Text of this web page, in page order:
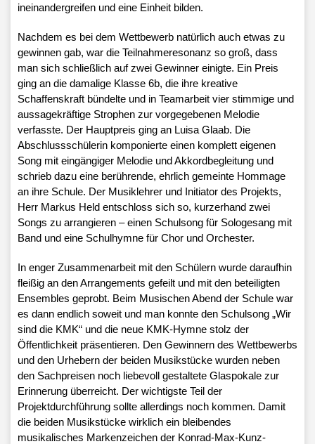
ineinandergreifen und eine Einheit bilden.
Nachdem es bei dem Wettbewerb natürlich auch etwas zu
gewinnen gab, war die Teilnahmeresonanz so groß, dass
man sich schließlich auf zwei Gewinner einigte. Ein Preis
ging an die damalige Klasse 6b, die ihre kreative
Schaffenskraft bündelte und in Teamarbeit vier stimmige und
aussagekräftige Strophen zur vorgegebenen Melodie
verfasste. Der Hauptpreis ging an Luisa Glaab. Die
Abschlussschülerin komponierte einen komplett eigenen
Song mit eingängiger Melodie und Akkordbegleitung und
schrieb dazu eine berührende, ehrlich gemeinte Hommage
an ihre Schule. Der Musiklehrer und Initiator des Projekts,
Herr Markus Held entschloss sich so, kurzerhand zwei
Songs zu arrangieren – einen Schulsong für Sologesang mit
Band und eine Schulhymne für Chor und Orchester.
In enger Zusammenarbeit mit den Schülern wurde daraufhin
fleißig an den Arrangements gefeilt und mit den beteiligten
Ensembles geprobt. Beim Musischen Abend der Schule war
es dann endlich soweit und man konnte den Schulsong „Wir
sind die KMK“ und die neue KMK-Hymne stolz der
Öffentlichkeit präsentieren. Den Gewinnern des Wettbewerbs
und den Urhebern der beiden Musikstücke wurden neben
den Sachpreisen noch liebevoll gestaltete Glaspokale zur
Erinnerung überreicht. Der wichtigste Teil der
Projektdurchführung sollte allerdings noch kommen. Damit
die beiden Musikstücke wirklich ein bleibendes
musikalisches Markenzeichen der Konrad-Max-Kunz-